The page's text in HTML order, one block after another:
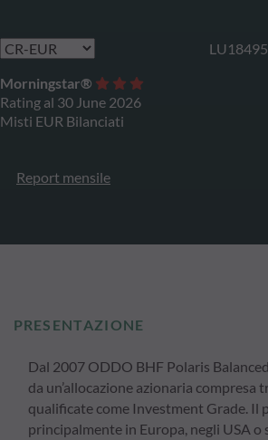
Morningstar®
Rating al 30 June 2026
Misti EUR Bilanciati
Report mensile
PRESENTAZIONE
Dal 2007 ODDO BHF Polaris
da un’allocazione azionaria
qualificate come Investment Grade.
principalmente in Europa, negli USA